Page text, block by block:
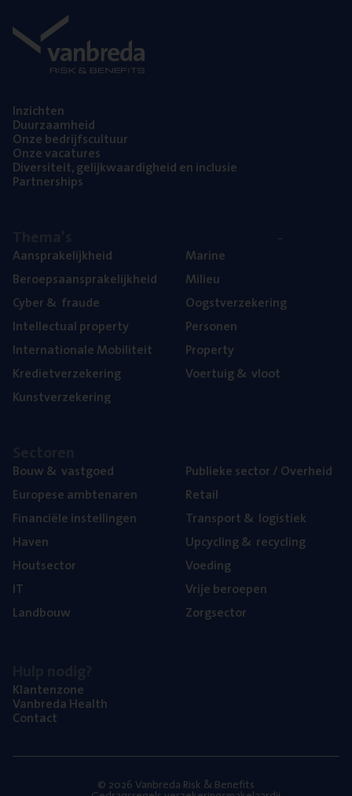
Inzich­ten
Duur­zaam­heid
Onze bedrijfs­cul­tuur
Onze vaca­tu­res
Diver­si­teit, gelijk­waar­dig­heid en inclusie
Part­ner­ships
Aan­spra­ke­lijk­heid
Beroeps­aan­spra­ke­lijk­heid
Cyber& fraude
Intel­lec­tu­al property
Inter­na­ti­o­na­le Mobiliteit
Kre­diet­ver­ze­ke­ring
Kunst­ver­ze­ke­ring
Mari­ne
Mili­eu
Oogst­ver­ze­ke­ring
Per­so­nen
Pro­per­ty
Voer­tuig& vloot
Bouw& vastgoed
Euro­pe­se ambtenaren
Finan­ci­ë­le instellingen
Haven
Hout­sec­tor
IT
Land­bouw
Publie­ke sec­tor / Overheid
Retail
Trans­port& logistiek
Upcy­cling& recycling
Voe­ding
Vrije beroe­pen
Zorg­sec­tor
Klan­ten­zo­ne
Van­b­re­da Health
Con­tact
© 2026 Vanbreda Risk & Benefits